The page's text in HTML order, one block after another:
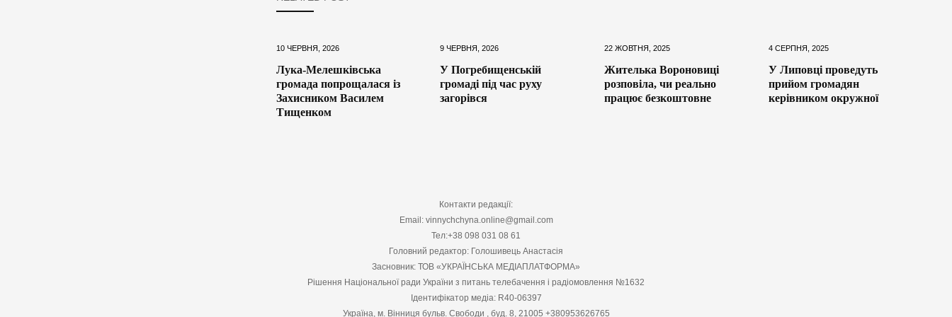
10 ЧЕРВНЯ, 2026
Лука-Мелешківська
громада попрощалася із
Захисником Василем
Тищенком
9 ЧЕРВНЯ, 2026
У Погребищенській
громаді під час руху
загорівся
22 ЖОВТНЯ, 2025
Жителька Вороновиці
розповіла, чи реально
працює безкоштовне
4 СЕРПНЯ, 2025
У Липовці проведуть
прийом громадян
керівником окружної
Контакти редакції:
Email: vinnychchyna.online@gmail.com
Тел:+38 098 031 08 61
Головний редактор: Голошивець Анастасія
Засновник: ТОВ «УКРАЇНСЬКА МЕДІАПЛАТФОРМА»
Рішення Національної ради України з питань телебачення і радіомовлення №1632
Ідентифікатор медіа: R40-06397
Україна, м. Вінниця бульв. Свободи , буд. 8, 21005 +380953626765